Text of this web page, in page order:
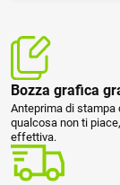
Bozza grafica
Anteprima di stampa
qualcosa non ti
effettiva.